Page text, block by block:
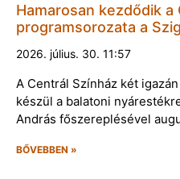
Hamarosan kezdődik
programsorozata a
2026. július. 30. 11:57
A Centrál Színház két
készül a balatoni
András főszereplésével
BŐVEBBEN »